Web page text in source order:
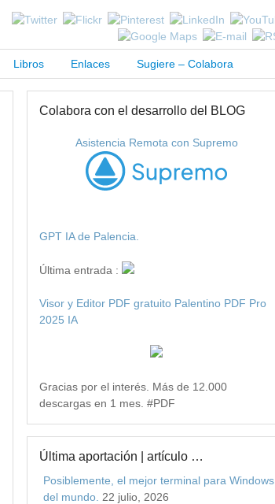
Libros Enlaces Sugiere – Colabora
Colabora con el desarrollo del BLOG
Asistencia Remota con Supremo
GPT IA de Palencia.
Última entrada :
Visor y Editor PDF gratuito Palentino PDF Pro
2025 IA
Gracias por el interés. Más de 12.000
descargas en 1 mes. #PDF
Última aportación | artículo …
Posiblemente, el mejor terminal para Windows
del mundo. 22 julio, 2026